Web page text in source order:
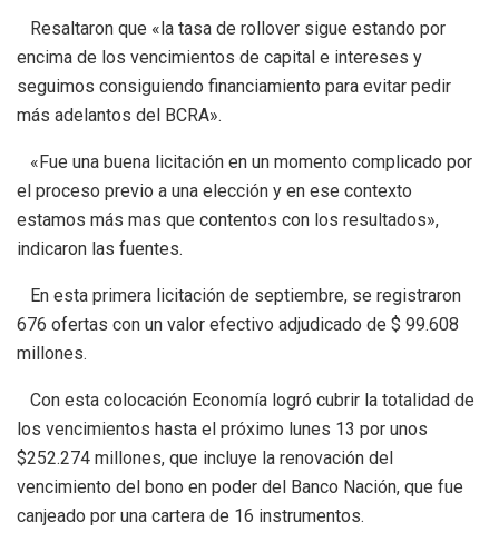
Resaltaron que «la tasa de rollover sigue estando por
encima de los vencimientos de capital e intereses y
seguimos consiguiendo financiamiento para evitar pedir
más adelantos del BCRA».
«Fue una buena licitación en un momento complicado por
el proceso previo a una elección y en ese contexto
estamos más mas que contentos con los resultados»,
indicaron las fuentes.
En esta primera licitación de septiembre, se registraron
676 ofertas con un valor efectivo adjudicado de $ 99.608
millones.
Con esta colocación Economía logró cubrir la totalidad de
los vencimientos hasta el próximo lunes 13 por unos
$252.274 millones, que incluye la renovación del
vencimiento del bono en poder del Banco Nación, que fue
canjeado por una cartera de 16 instrumentos.